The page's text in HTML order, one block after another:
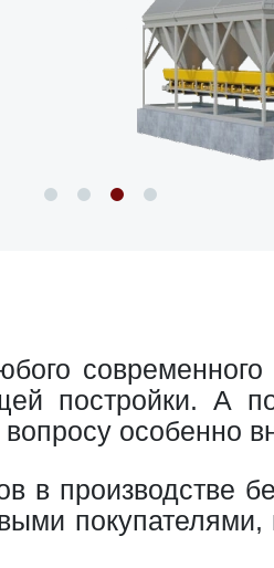
постройки. А
особенно
в производстве